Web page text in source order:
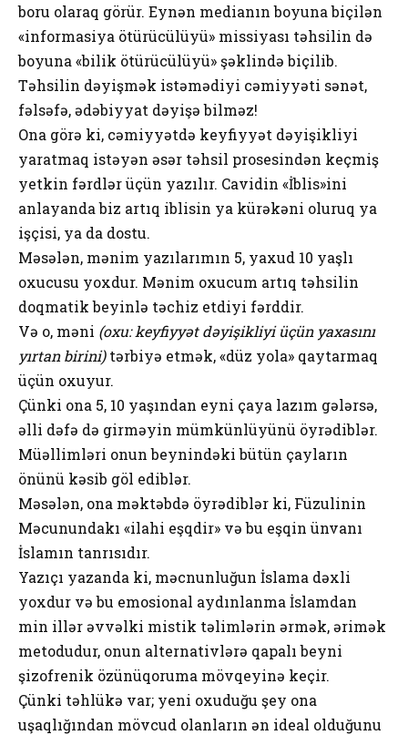
boru olaraq görür. Eynən medianın boyuna biçilən
«informasiya ötürücülüyü» missiyası təhsilin də
boyuna «bilik ötürücülüyü» şəklində biçilib.
Təhsilin dəyişmək istəmədiyi cəmiyyəti sənət,
fəlsəfə, ədəbiyyat dəyişə bilməz!
Ona görə ki, cəmiyyətdə keyfiyyət dəyişikliyi
yaratmaq istəyən əsər təhsil prosesindən keçmiş
yetkin fərdlər üçün yazılır. Cavidin «İblis»ini
anlayanda biz artıq iblisin ya kürəkəni oluruq ya
işçisi, ya da dostu.
Məsələn, mənim yazılarımın 5, yaxud 10 yaşlı
oxucusu yoxdur. Mənim oxucum artıq təhsilin
doqmatik beyinlə təchiz etdiyi fərddir.
Və o, məni (oxu: keyfiyyət dəyişikliyi üçün yaxasını
yırtan birini)tərbiyə etmək, «düz yola» qaytarmaq
üçün oxuyur.
Çünki ona 5, 10 yaşından eyni çaya lazım gələrsə,
əlli dəfə də girməyin mümkünlüyünü öyrədiblər.
Müəllimləri onun beynindəki bütün çayların
önünü kəsib göl ediblər.
Məsələn, ona məktəbdə öyrədiblər ki, Füzulinin
Məcunundakı «ilahi eşqdir» və bu eşqin ünvanı
İslamın tanrısıdır.
Yazıçı yazanda ki, məcnunluğun İslama dəxli
yoxdur və bu emosional aydınlanma İslamdan
min illər əvvəlki mistik təlimlərin ərmək, ərimək
metodudur, onun alternativlərə qapalı beyni
şizofrenik özünüqoruma mövqeyinə keçir.
Çünki təhlükə var; yeni oxuduğu şey ona
uşaqlığından mövcud olanların ən ideal olduğunu